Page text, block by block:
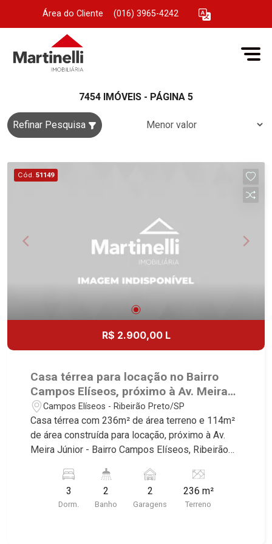
Área do Cliente (016) 3965-4242
7454 IMÓVEIS - PÁGINA 5
Refinar Pesquisa
Cód. 51149
R$ 2.900,00 L
Casa térrea para locação no Bairro
Campos Elíseos, próximo à Av. Meira
Júnior - Ribeirão Preto/SP.
Campos Elíseos - Ribeirão Preto/SP
Casa térrea com 236m² de área terreno e 114m²
de área construída para locação, próximo à Av.
Meira Júnior - Bairro Campos Elíseos, Ribeirão
imóvel que a Martinelli Imobiliária selecionou
para você: - 236m² de área terreno e 114m² de
área construída - 3 dormitórios - Banheiro social -
3
Dorm.
2
Banho
2
Garagens
236 m²
Terreno